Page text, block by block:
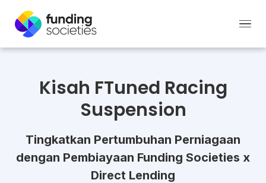
Kisah FTuned Racing
Suspension
Tingkatkan Pertumbuhan Perniagaan
dengan Pembiayaan Funding Societies x
Direct Lending